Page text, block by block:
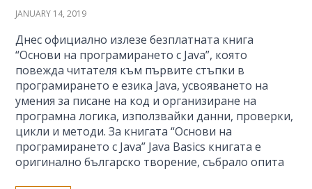
JANUARY 14, 2019
Днес официално излезе безплатната книга
“Основи на програмирането с Java”, която
повежда читателя към първите стъпки в
програмирането е езика Java, усвояването на
умения за писане на код и организиране на
програмна логика, използвайки данни, проверки,
цикли и методи. За книгата “Основи на
програмирането с Java” Java Basics книгата е
оригинално българско творение, събрало опита